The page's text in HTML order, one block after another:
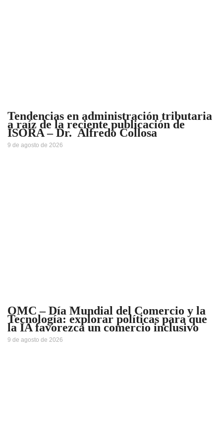
Tendencias en administración tributaria
a raíz de la reciente publicación de
ISORA – Dr. Alfredo Collosa
9 de agosto de 2026
OMC – Día Mundial del Comercio y la
Tecnología: explorar políticas para que
la IA favorezca un comercio inclusivo
9 de agosto de 2026